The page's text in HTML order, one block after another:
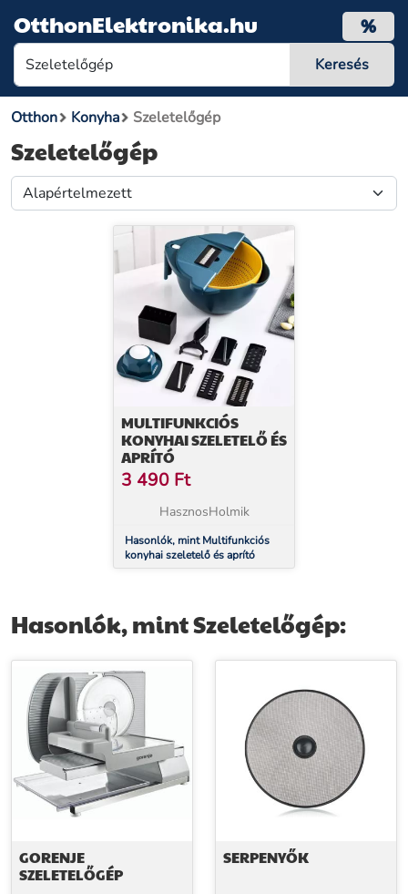
OtthonElektronika.hu %
Otthon Konyha Szeletelőgép
Szeletelőgép
MULTIFUNKCIÓS
KONYHAI SZELETELŐ ÉS
APRÍTÓ
3 490 Ft
HasznosHolmik
Hasonlók, mint Multifunkciós
konyhai szeletelő és aprító
Hasonlók, mint Szeletelőgép:
GORENJE
SZELETELŐGÉP
SERPENYŐK